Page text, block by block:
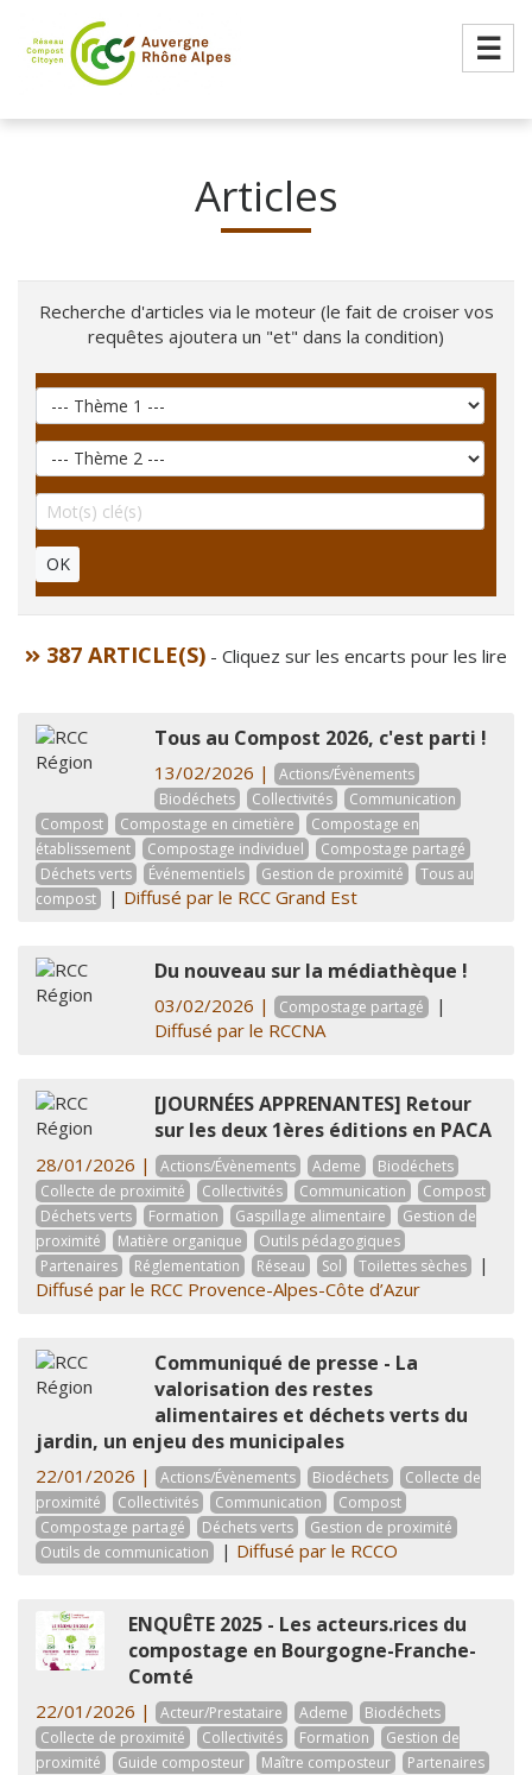
☰
Articles
Recherche d'articles via le moteur (le fait de croiser vos
requêtes ajoutera un "et" dans la condition)
OK
387 ARTICLE(S) - Cliquez sur les encarts pour les lire
Tous au Compost 2026, c'est parti !
13/02/2026 |
Actions/Évènements
Biodéchets
Collectivités
Communication
Compost
Compostage en cimetière
Compostage en
établissement
Compostage individuel
Compostage partagé
Déchets verts
Événementiels Gestion de proximité
Tous au
compost
| Diffusé par le RCC Grand Est
Du nouveau sur la médiathèque !
03/02/2026 | Compostage partagé
|
Diffusé par le RCCNA
[JOURNÉES APPRENANTES] Retour
sur les deux 1ères éditions en PACA
28/01/2026 | Actions/Évènements Ademe
Biodéchets
Collecte de proximité
Collectivités Communication
Compost
Déchets verts
Formation Gaspillage alimentaire
Gestion de
proximité
Matière organique
Outils pédagogiques
Partenaires
Réglementation Réseau Sol Toilettes sèches
|
Diffusé par le RCC Provence-Alpes-Côte d’Azur
Communiqué de presse - La
valorisation des restes
alimentaires et déchets verts du
jardin, un enjeu des municipales
22/01/2026 | Actions/Évènements Biodéchets
Collecte de
proximité
Collectivités Communication
Compost
Compostage partagé
Déchets verts
Gestion de proximité
Outils de communication
| Diffusé par le RCCO
ENQUÊTE 2025 - Les acteurs.rices du
compostage en Bourgogne-Franche-
Comté
22/01/2026 | Acteur/Prestataire Ademe
Biodéchets
Collecte de proximité
Collectivités Formation
Gestion de
proximité
Guide composteur Maître composteur
Partenaires